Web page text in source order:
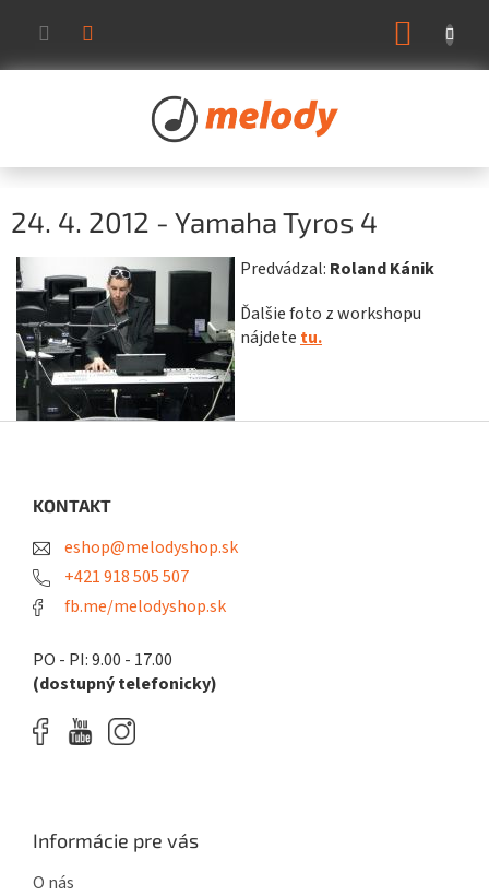
obsah
24. 4. 2012 - Yamaha Tyros 4
Predvádzal: Roland Kánik
Ďalšie foto z workshopu
nájdete tu.
KONTAKT
eshop@melodyshop.sk
+421 918 505 507
fb.me/melodyshop.sk
PO - PI: 9.00 - 17.00
(dostupný telefonicky)
Informácie pre vás
O nás